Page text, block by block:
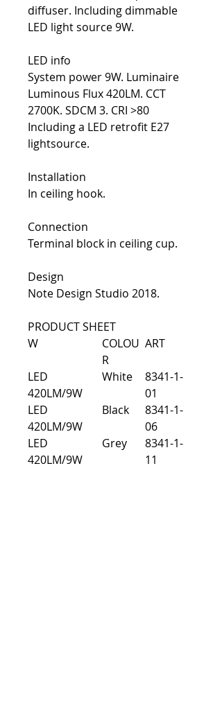
diffuser. Including dimmable
LED light source 9W.
LED info
System power 9W. Luminaire
Luminous Flux 420LM. CCT
2700K. SDCM 3. CRI >80
Including a LED retrofit E27
lightsource.
Installation
In ceiling hook.
Connection
Terminal block in ceiling cup.
Design
Note Design Studio 2018.
PRODUCT SHEET
W
COLOU
R
ART
LED
420LM/9W
White
8341-1-
01
LED
420LM/9W
Black
8341-1-
06
LED
420LM/9W
Grey
8341-1-
11